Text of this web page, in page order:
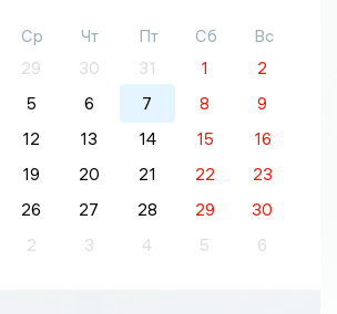
Ср Чт Пт Сб
Вс
29 30 31 1
2
5 6 7 8
9
12 13 14 15
16
19 20 21 22
23
26 27 28 29
30
2 3 4 5 6